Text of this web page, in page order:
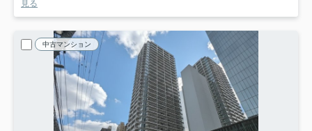
見る
中古マンション